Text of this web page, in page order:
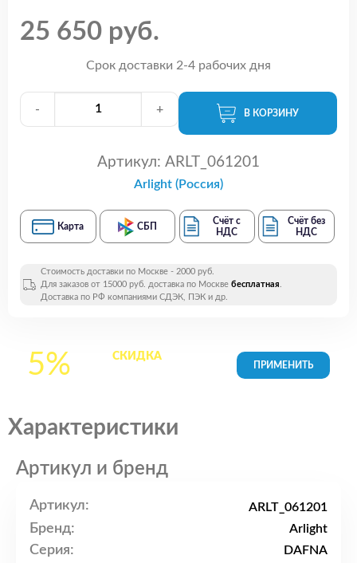
25 650 руб.
Срок доставки 2-4 рабочих дня
- + В КОРЗИНУ
Артикул: ARLT_061201
Arlight (Россия)
Карта СБП
Счёт с
НДС
Счёт без
НДС
Стоимость доставки по Москве - 2000 руб.
Для заказов от 15000 руб. доставка по Москве бесплатная.
Доставка по РФ компаниями СДЭК, ПЭК и др.
5% СКИДКАна все
Характеристики
Артикул и бренд
Артикул: ARLT_061201
Бренд: Arlight
Серия: DAFNA